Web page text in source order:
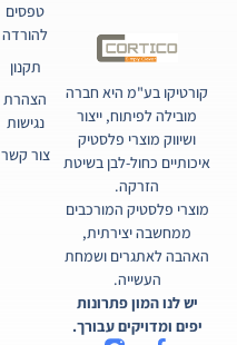
קורטיקו בע"מ היא חברה
מובילה לפיתוח, ייצור
ושיווק מוצרי פלסטיק
איכותיים כחול-לבן בשיטת
הזרקה.
מוצרי פלסטיק המורכבים
ממחשבה יצירתית,
האהבה לאתגרים ושמחת
העשייה.
יש לנו המון פתרונות
יפים ומדויקים עבורך.
טפסים
להורדה
תקנון
הצהרת
נגישות
צור קשר